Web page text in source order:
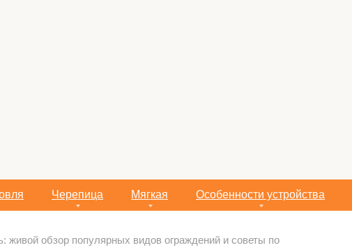
Черепица Мягкая Особенности устройства
живой обзор популярных видов ограждений и советы по